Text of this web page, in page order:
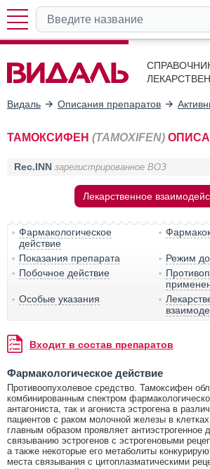
Видаль Описания препаратов
ТАМОКСИФЕН (TAMOXIFEN)
Rec.INN зарегистрированное ВОЗ
Лекарственное
Фармакологическое
действие
Показания препарата
Режим
Побочное действие
Особые указания
Входит в состав препаратов
Фармакологическое действие
Противоопухолевое средство. Тамоксифен
комбинированным спектром
антагониста, так и агониста эстрогена в
пациентов с раком молочной железы в
главным образом проявляет антиэстрогенное
связыванию эстрогенов с эстрогеновыми
а также некоторые его метаболиты
места связывания с цитоплазматическими